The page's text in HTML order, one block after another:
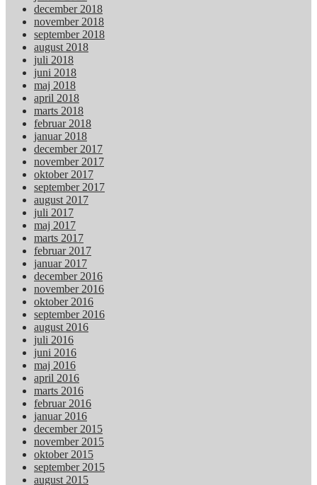
december 2018
november 2018
september 2018
august 2018
juli 2018
juni 2018
maj 2018
april 2018
marts 2018
februar 2018
januar 2018
december 2017
november 2017
oktober 2017
september 2017
august 2017
juli 2017
maj 2017
marts 2017
februar 2017
januar 2017
december 2016
november 2016
oktober 2016
september 2016
august 2016
juli 2016
juni 2016
maj 2016
april 2016
marts 2016
februar 2016
januar 2016
december 2015
november 2015
oktober 2015
september 2015
august 2015